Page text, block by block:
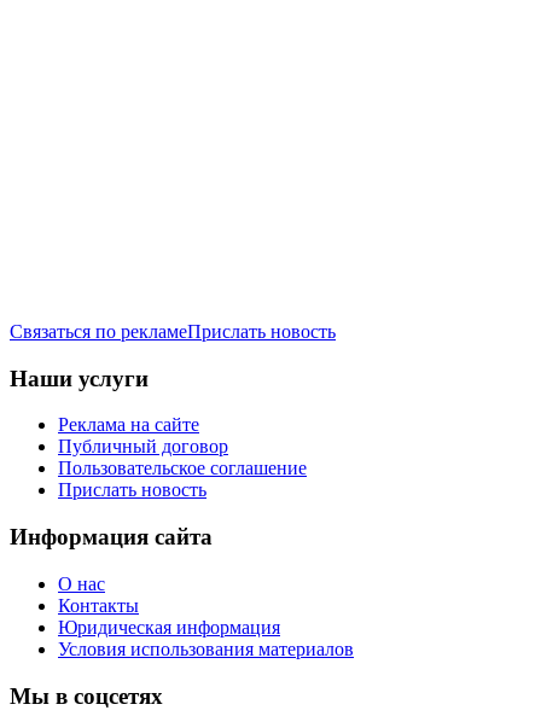
Связаться по рекламеПрислать новость
Наши услуги
Реклама на сайте
Публичный договор
Пользовательское соглашение
Прислать новость
Информация сайта
О нас
Контакты
Юридическая информация
Условия использования материалов
Мы в соцсетях